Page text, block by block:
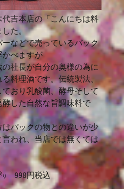
吉本店の「こんにちは料
した。
などで売っているバック
かべますが
社長が自分の奥様の為に
料理酒です。伝統製法、
おり乳酸菌、酵母そして
した自然な旨調味料で
パックの物との違いが少
われ、当店では無くては
998円税込